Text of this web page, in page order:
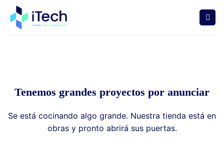
Saltar
contenido
Tenemos grandes proyectos por anunciar
Se está cocinando algo grande. Nuestra tienda está en
obras y pronto abrirá sus puertas.